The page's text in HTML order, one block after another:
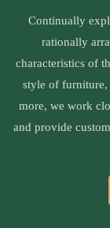
Continually
rationally
characteristics of
style of
more, we work
and provide